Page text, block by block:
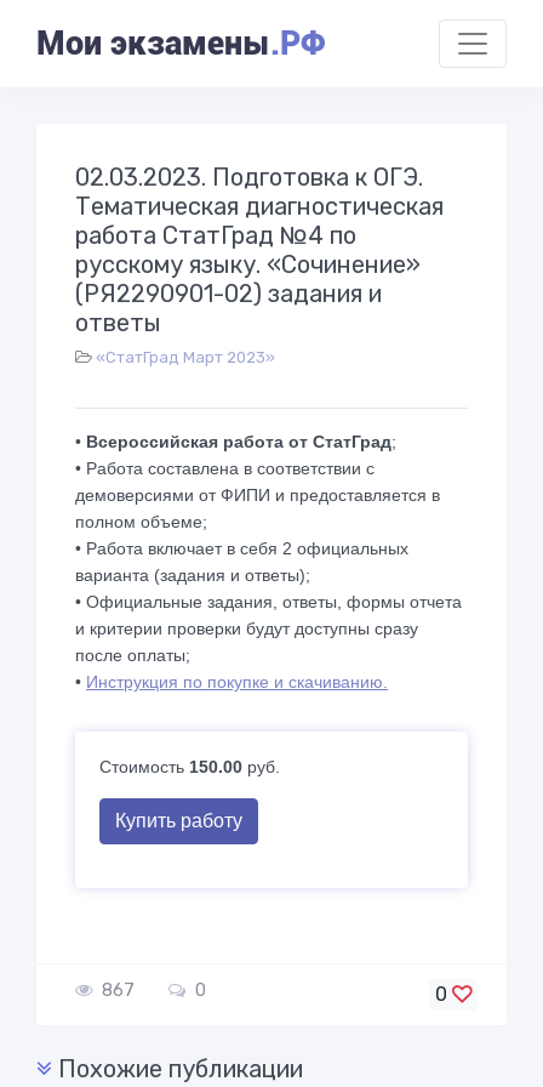
Мои экзамены.РФ
02.03.2023. Подготовка к ОГЭ.
Тематическая диагностическая
работа СтатГрад №4 по
русскому языку. «Сочинение»
(РЯ2290901-02) задания и
ответы
«СтатГрад Март 2023»
• Всероссийская работа от СтатГрад;
• Работа составлена в соответствии с
демоверсиями от ФИПИ и предоставляется в
полном объеме;
• Работа включает в себя 2 официальных
варианта (задания и ответы);
• Официальные задания, ответы, формы отчета
и критерии проверки будут доступны сразу
после оплаты;
• Инструкция по покупке и скачиванию.
Стоимость 150.00 руб.
Купить работу
867 0 0
Похожие публикации